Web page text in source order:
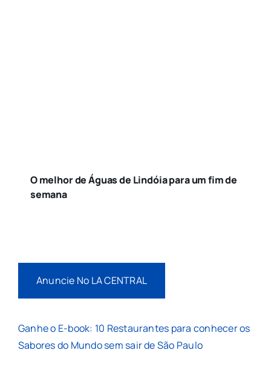
O melhor de Águas de Lindóia para um fim de
semana
Anuncie No LA CENTRAL
Ganhe o E-book: 10 Restaurantes para conhecer os
Sabores do Mundo sem sair de São Paulo